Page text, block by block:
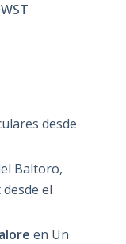
desde
Baltoro,
el
en Un